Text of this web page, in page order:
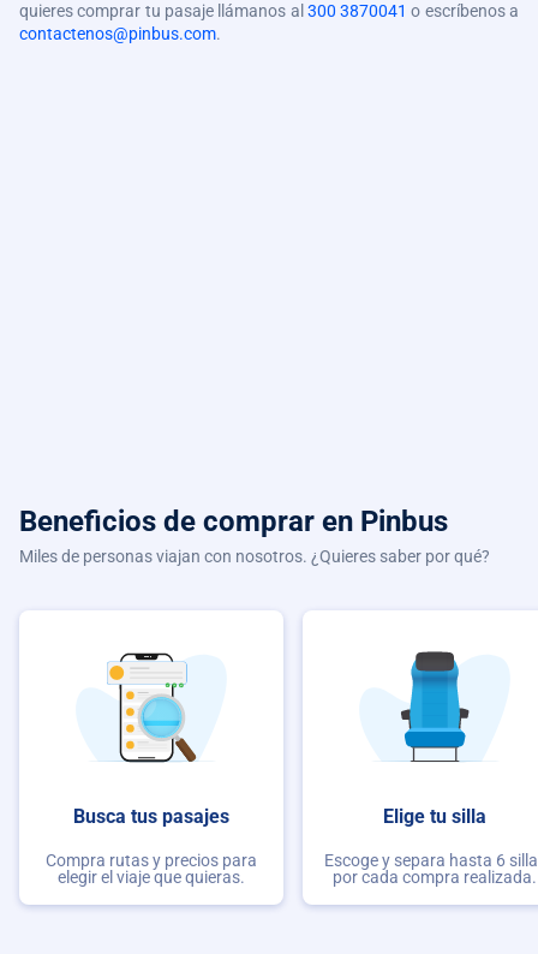
quieres comprar tu pasaje llámanos al 300 3870041 o escríbenos a
contactenos@pinbus.com.
Beneficios de comprar en Pinbus
Miles de personas viajan con nosotros. ¿Quieres saber por qué?
Busca tus pasajes
Compra rutas y precios para
elegir el viaje que quieras.
Elige tu silla
Escoge y separa hasta 6
por cada compra realizada.